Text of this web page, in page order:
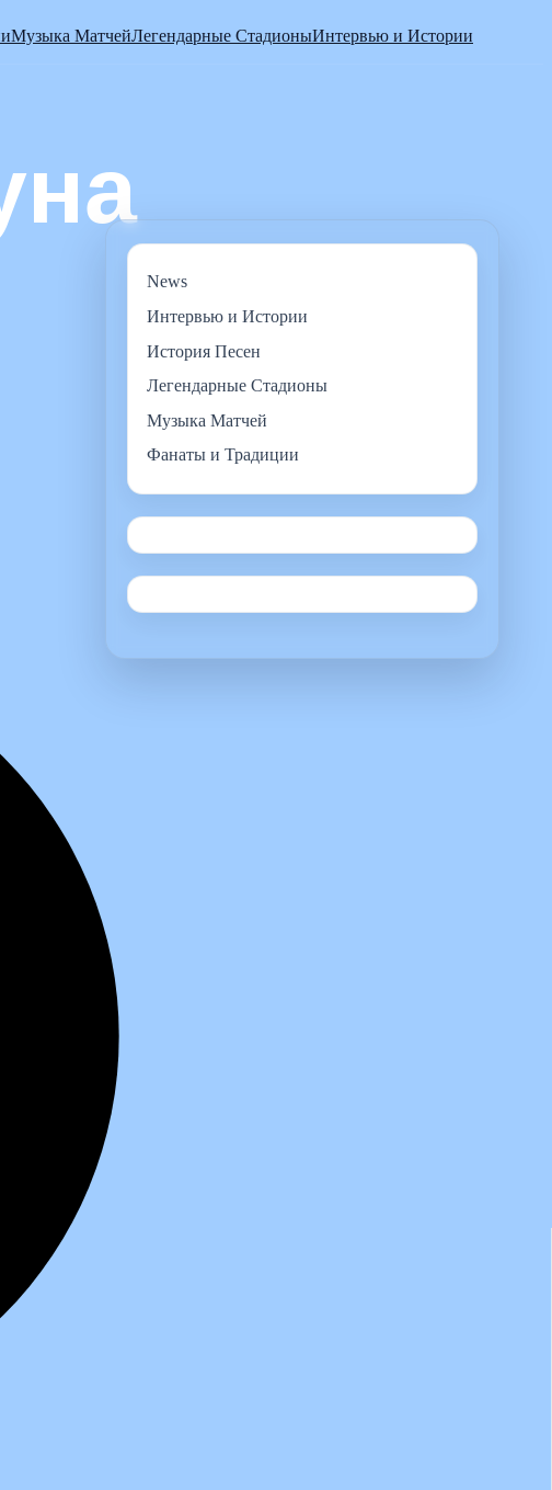
Музыка МатчейЛегендарные СтадионыИнтервью и Истории
News
Интервью и Истории
История Песен
Легендарные Стадионы
Музыка Матчей
Фанаты и Традиции